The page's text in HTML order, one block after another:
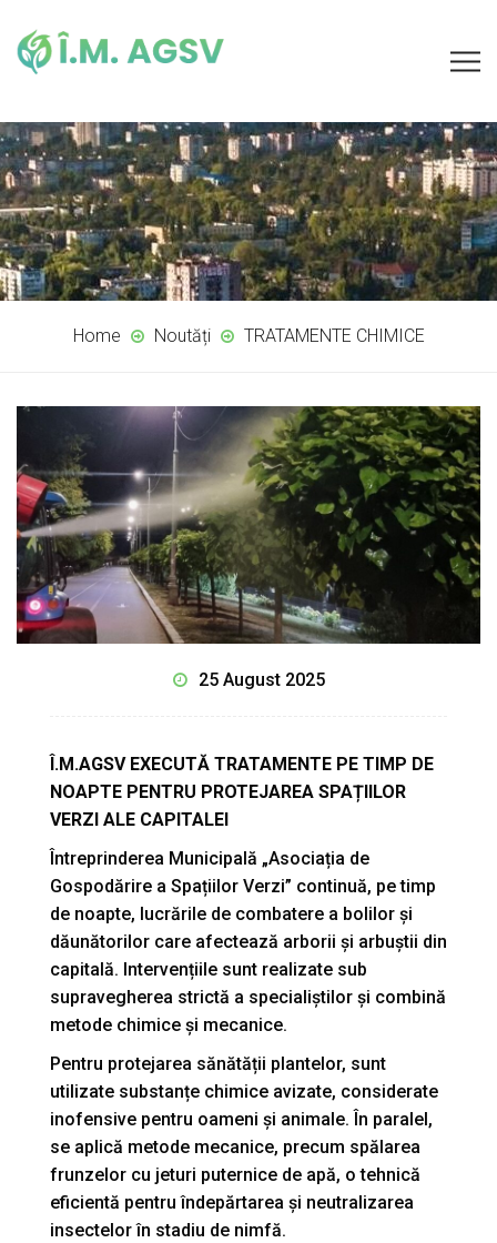
Home Noutăți TRATAMENTE CHIMICE
25 August 2025
Î.M.AGSV EXECUTĂ TRATAMENTE PE TIMP DE
NOAPTE PENTRU PROTEJAREA SPAȚIILOR
VERZI ALE CAPITALEI
Întreprinderea Municipală „Asociația de
Gospodărire a Spațiilor Verzi” continuă, pe timp
de noapte, lucrările de combatere a bolilor și
dăunătorilor care afectează arborii și arbuștii din
capitală. Intervențiile sunt realizate sub
supravegherea strictă a specialiștilor și combină
metode chimice și mecanice.
Pentru protejarea sănătății plantelor, sunt
utilizate substanțe chimice avizate, considerate
inofensive pentru oameni și animale. În paralel,
se aplică metode mecanice, precum spălarea
frunzelor cu jeturi puternice de apă, o tehnică
eficientă pentru îndepărtarea și neutralizarea
insectelor în stadiu de nimfă.